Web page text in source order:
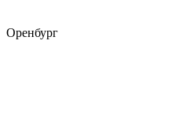
Оренбург